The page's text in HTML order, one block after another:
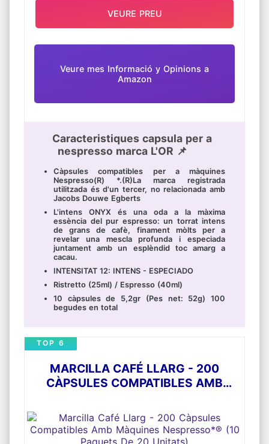
Veure mes Informació y Opinions a
Amazon
Caracteristiques capsula per a
nespresso marca L'OR 📌
Càpsules compatibles per a màquines
Nespresso(R) *.(R)La marca registrada
utilitzada és d'un tercer, no relacionada amb
Jacobs Douwe Egberts
L'intens ONYX és una oda a la màxima
essència del pur espresso: un torrat intens
de grans de cafè, finament mòlts per a
revelar una mescla profunda i especiada
juntament amb un esplèndid toc amarg a
cacau.
INTENSITAT 12: INTENS - ESPECIADO
Ristretto (25ml) / Espresso (40ml)
10 càpsules de 5,2gr (Pes net: 52g) 100
begudes en total
VEURE PREU
MARCILLA CAFÉ LLARG - 200
CÀPSULES COMPATIBLES AMB
PAQUETS DE 20 UNITATS)
TOP 6